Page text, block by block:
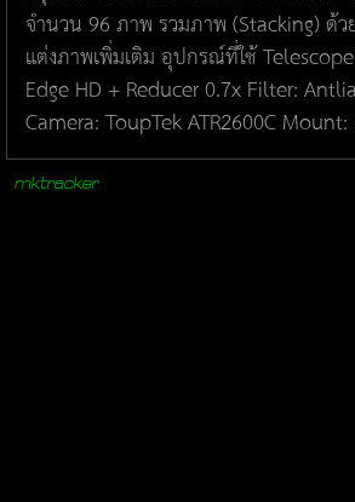
จำนวน 96 ภาพ รวมภาพ (Stacking) ด้ว
แต่งภาพเพิ่มเติม อุปกรณ์ที่ใช้
Edge HD + Reducer 0.7x Filter:
Camera: ToupTek ATR2600C